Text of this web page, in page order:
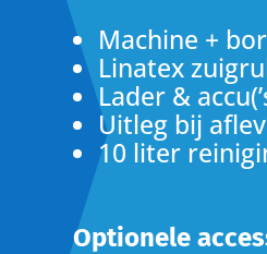
Machine +
Linatex
Lader &
Uitleg bij
10 liter
Optionele